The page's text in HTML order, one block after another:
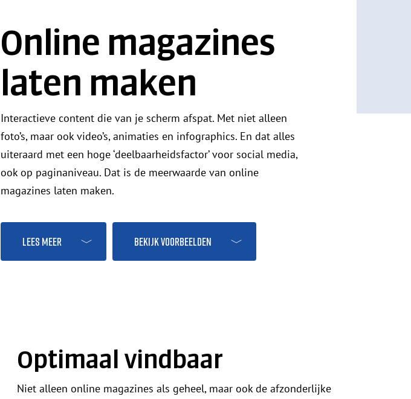
Online magazines
laten maken
Interactieve content die van je scherm afspat. Met niet alleen
foto’s, maar ook video’s, animaties en infographics. En dat alles
uiteraard met een hoge ‘deelbaarheidsfactor’ voor social media,
ook op paginaniveau. Dat is de meerwaarde van online
magazines laten maken.
Lees meer Bekijk voorbeelden
Optimaal vindbaar
Niet alleen online magazines als geheel, maar ook de afzonderlijke